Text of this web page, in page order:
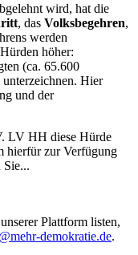
wird, hat die
, das Volksbegehren,
werden
höher:
(ca. 65.600
unterzeichnen. Hier
und der
LV HH diese Hürde
hierfür zur Verfügung
Sie...
Plattform listen,
@mehr-demokratie.de.